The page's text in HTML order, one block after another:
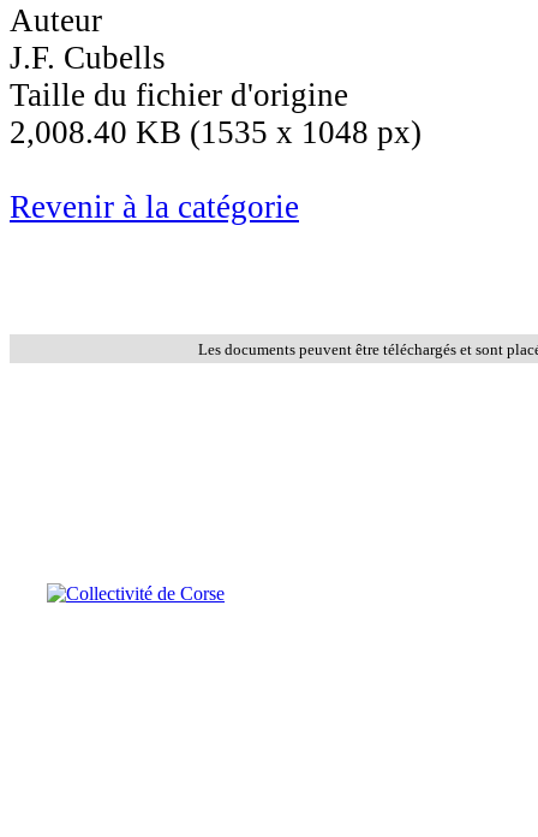
Auteur
J.F. Cubells
Taille du fichier d'origine
2,008.40 KB (1535 x 1048 px)
Revenir à la catégorie
Les documents peuvent être téléchargés et sont